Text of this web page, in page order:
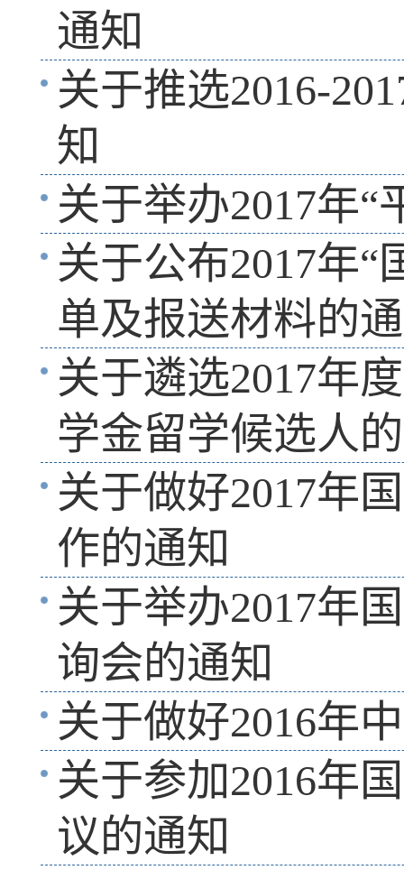
通知
关于推选2016-
知
关于举办2017年
关于公布2017年
单及报送材料的
关于遴选2017年
学金留学候选人
关于做好2017年
作的通知
关于举办2017年
询会的通知
关于做好2016年
关于参加2016年
议的通知